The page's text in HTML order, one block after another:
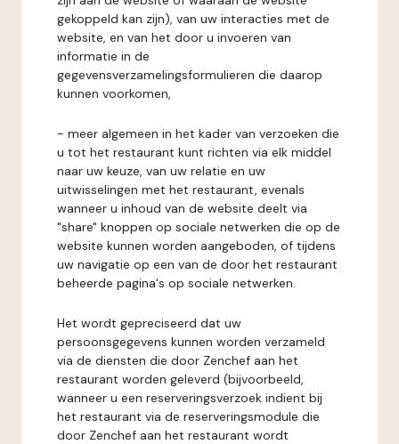
gekoppeld kan zijn), van uw interacties met de
website, en van het door u invoeren van
informatie in de
gegevensverzamelingsformulieren die daarop
kunnen voorkomen,
- meer algemeen in het kader van verzoeken die
u tot het restaurant kunt richten via elk middel
naar uw keuze, van uw relatie en uw
uitwisselingen met het restaurant, evenals
wanneer u inhoud van de website deelt via
"share" knoppen op sociale netwerken die op de
website kunnen worden aangeboden, of tijdens
uw navigatie op een van de door het restaurant
beheerde pagina's op sociale netwerken.
Het wordt gepreciseerd dat uw
persoonsgegevens kunnen worden verzameld
via de diensten die door Zenchef aan het
restaurant worden geleverd (bijvoorbeeld,
wanneer u een reserveringsverzoek indient bij
het restaurant via de reserveringsmodule die
door Zenchef aan het restaurant wordt